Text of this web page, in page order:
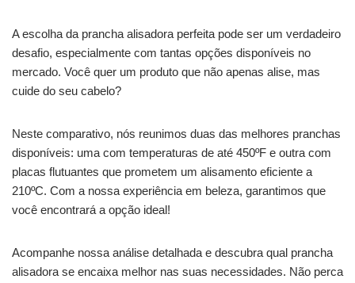
A escolha da prancha alisadora perfeita pode ser um verdadeiro
desafio, especialmente com tantas opções disponíveis no
mercado. Você quer um produto que não apenas alise, mas
cuide do seu cabelo?
Neste comparativo, nós reunimos duas das melhores pranchas
disponíveis: uma com temperaturas de até 450ºF e outra com
placas flutuantes que prometem um alisamento eficiente a
210ºC. Com a nossa experiência em beleza, garantimos que
você encontrará a opção ideal!
Acompanhe nossa análise detalhada e descubra qual prancha
alisadora se encaixa melhor nas suas necessidades. Não perca